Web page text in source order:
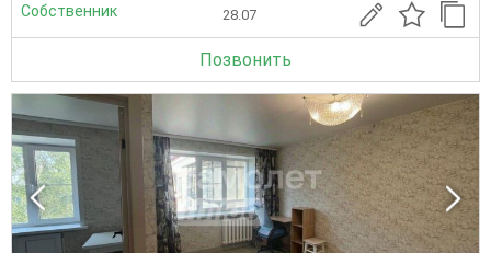
Собственник 28.07
Позвонить